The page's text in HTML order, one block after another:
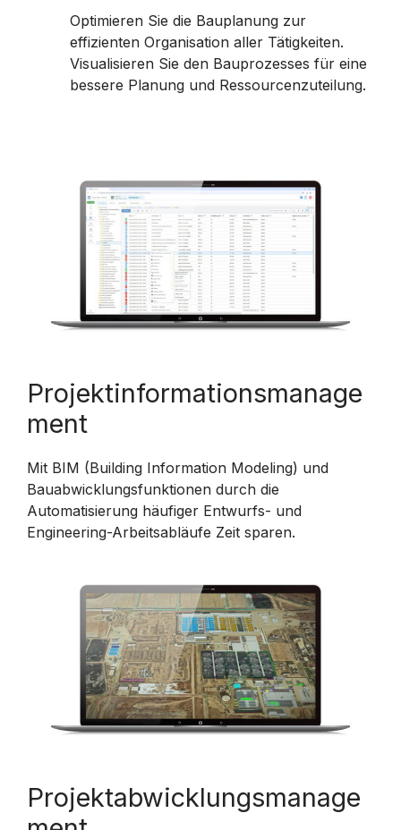
Optimieren Sie die Bauplanung zur
effizienten Organisation aller Tätigkeiten.
Visualisieren Sie den Bauprozesses für eine
bessere Planung und Ressourcenzuteilung.
Projektinformationsmanage
ment
Mit BIM (Building Information Modeling) und
Bauabwicklungsfunktionen durch die
Automatisierung häufiger Entwurfs- und
Engineering-Arbeitsabläufe Zeit sparen.
Projektabwicklungsmanage